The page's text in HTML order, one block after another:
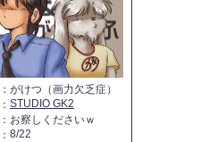
： がけつ（画力欠乏症）
： STUDIO GK2
： お察しくださいｗ
： 8/22